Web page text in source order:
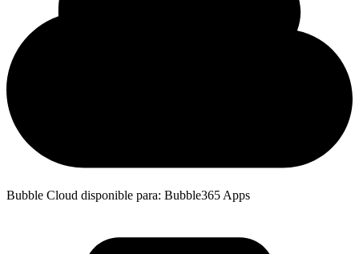
Bubble Cloud disponible para: Bubble365 Apps